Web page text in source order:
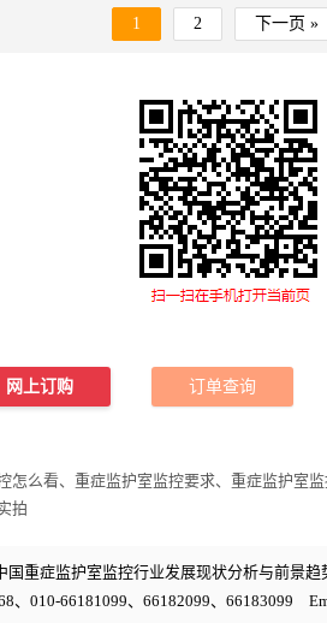
1 2 下一页 »
网上订购 订单查询
怎么看、重症监护室监控要求、重症监护室
拍
国重症监护室监控行业发展现状分析与前景
、010-66181099、66182099、66183099